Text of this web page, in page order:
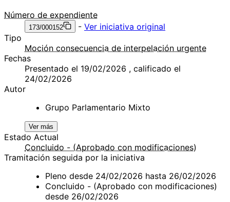
Número de expendiente
173/000152 - Ver iniciativa original
Tipo
Moción consecuencia de interpelación urgente
Fechas
Presentado el 19/02/2026 , calificado el
24/02/2026
Autor
Grupo Parlamentario Mixto
Ver más
Estado Actual
Concluido - (Aprobado con modificaciones)
Tramitación seguida por la iniciativa
Pleno desde 24/02/2026 hasta 26/02/2026
Concluido - (Aprobado con modificaciones)
desde 26/02/2026